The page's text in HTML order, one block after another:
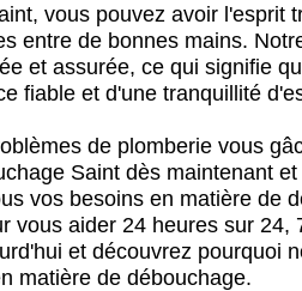
vous pouvez avoir l'esprit
entre de bonnes mains.
et assurée, ce qui signifie
fiable et d'une tranquillité
de plomberie vous
Saint dès maintenant
vos besoins en matière de
vous aider 24 heures sur 24,
et découvrez pourquoi
matière de débouchage.